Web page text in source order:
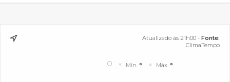
Atualizado às 21h00 - Fonte:
ClimaTempo
° Mín.° Máx.°